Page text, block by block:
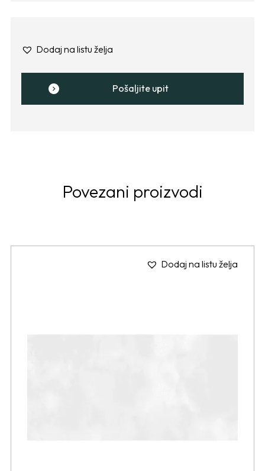
Dodaj na listu želja
Pošaljite upit
Povezani proizvodi
Dodaj na listu želja